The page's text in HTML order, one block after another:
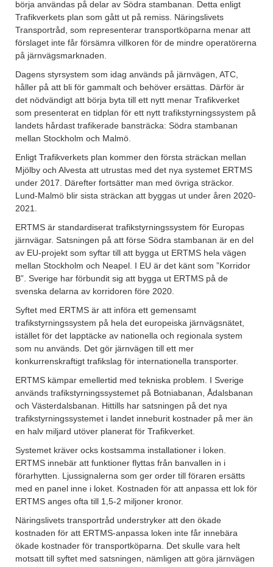
börja användas på delar av Södra stambanan. Detta enligt
Trafikverkets plan som gått ut på remiss. Näringslivets
Transportråd, som representerar transportköparna menar att
förslaget inte får försämra villkoren för de mindre operatörerna
på järnvägsmarknaden.
Dagens styrsystem som idag används på järnvägen, ATC,
håller på att bli för gammalt och behöver ersättas. Därför är
det nödvändigt att börja byta till ett nytt menar Trafikverket
som presenterat en tidplan för ett nytt trafikstyrningssystem på
landets hårdast trafikerade bansträcka: Södra stambanan
mellan Stockholm och Malmö.
Enligt Trafikverkets plan kommer den första sträckan mellan
Mjölby och Alvesta att utrustas med det nya systemet ERTMS
under 2017. Därefter fortsätter man med övriga sträckor.
Lund-Malmö blir sista sträckan att byggas ut under åren 2020-
2021.
ERTMS är standardiserat trafikstyrningssystem för Europas
järnvägar. Satsningen på att förse Södra stambanan är en del
av EU-projekt som syftar till att bygga ut ERTMS hela vägen
mellan Stockholm och Neapel. I EU är det känt som ”Korridor
B”. Sverige har förbundit sig att bygga ut ERTMS på de
svenska delarna av korridoren före 2020.
Syftet med ERTMS är att införa ett gemensamt
trafikstyrningssystem på hela det europeiska järnvägsnätet,
istället för det lapptäcke av nationella och regionala system
som nu används. Det gör järnvägen till ett mer
konkurrenskraftigt trafikslag för internationella transporter.
ERTMS kämpar emellertid med tekniska problem. I Sverige
används trafikstyrningssystemet på Botniabanan, Ådalsbanan
och Västerdalsbanan. Hittills har satsningen på det nya
trafikstyrningssystemet i landet inneburit kostnader på mer än
en halv miljard utöver planerat för Trafikverket.
Systemet kräver ocks kostsamma installationer i loken.
ERTMS innebär att funktioner flyttas från banvallen in i
förarhytten. Ljussignalerna som ger order till föraren ersätts
med en panel inne i loket. Kostnaden för att anpassa ett lok för
ERTMS anges ofta till 1,5-2 miljoner kronor.
Näringslivets transportråd understryker att den ökade
kostnaden för att ERTMS-anpassa loken inte får innebära
ökade kostnader för transportköparna. Det skulle vara helt
motsatt till syftet med satsningen, nämligen att göra järnvägen